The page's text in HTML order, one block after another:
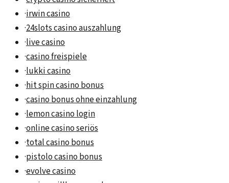
·irwin casino
·24slots casino auszahlung
·live casino
·casino freispiele
·lukki casino
·hit spin casino bonus
·casino bonus ohne einzahlung
·lemon casino login
·online casino seriös
·total casino bonus
·pistolo casino bonus
·evolve casino